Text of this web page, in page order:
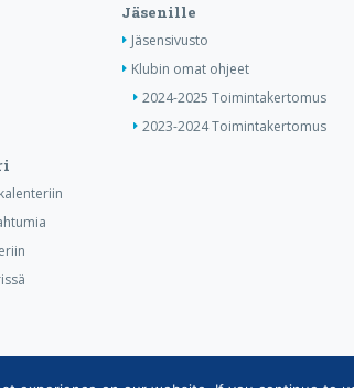
Jäsenille
Jäsensivusto
Klubin omat ohjeet
2024-2025 Toimintakertomus
2023-2024 Toimintakertomus